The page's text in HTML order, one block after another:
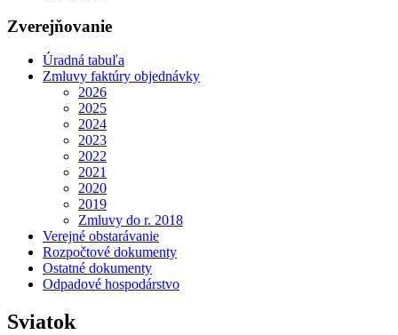
Zverejňovanie
Úradná tabuľa
Zmluvy faktúry objednávky
2026
2025
2024
2023
2022
2021
2020
2019
Zmluvy do r. 2018
Verejné obstarávanie
Rozpočtové dokumenty
Ostatné dokumenty
Odpadové hospodárstvo
Sviatok